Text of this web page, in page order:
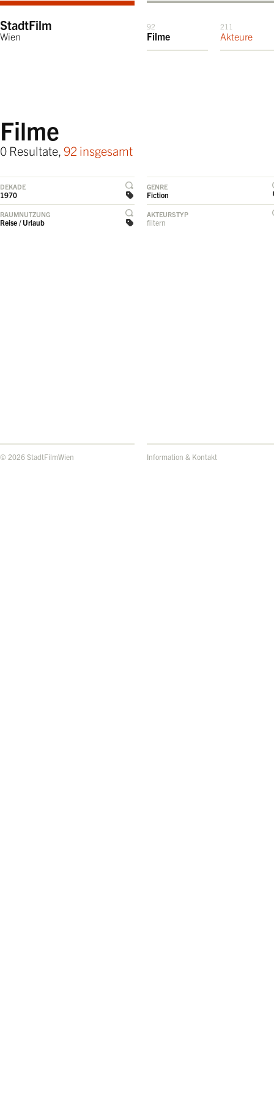
StadtFilm
Wien
92
Filme
211
Akteure
Filme
0 Resultate, 92 insgesamt
DEKADE
1970
GENRE
Fiction
RAUMNUTZUNG
Reise / Urlaub
AKTEURSTYP
filtern
© 2026 StadtFilmWien Information & Kontakt